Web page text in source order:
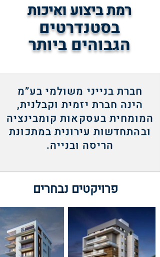
רמת ביצוע ואיכות
בסטנדרטים
הגבוהים ביותר
חברת בנייני משולמי בע”מ
הינה חברת יזמית וקבלנית,
המומחית בעסקאות קומבינציה
ובהתחדשות עירונית במתכונת
הריסה ובנייה.
פרויקטים נבחרים